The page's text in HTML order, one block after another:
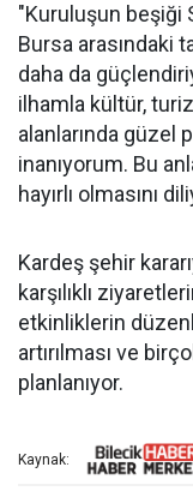
"Kuruluşun beşiği
Bursa arasındaki
daha da
ilhamla kültür,
alanlarında güzel
inanıyorum. Bu
hayırlı olmasını
Kardeş şehir
karşılıklı
etkinliklerin
artırılması ve
planlanıyor.
Kaynak: